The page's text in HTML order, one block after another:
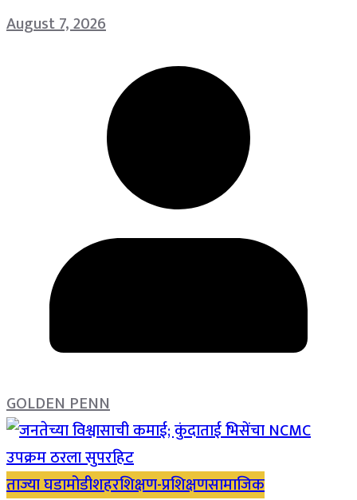
August 7, 2026
GOLDEN PENN
ताज्या घडामोडीशहरशिक्षण-प्रशिक्षणसामाजिक